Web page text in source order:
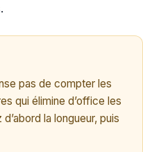
pas de compter les
qui élimine d’office les
la longueur, puis